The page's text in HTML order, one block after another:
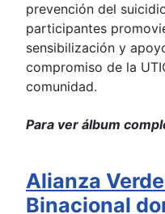
prevención del
participantes
sensibilización y
compromiso de la
comunidad.
Para ver álbum
Alianza
Binacional